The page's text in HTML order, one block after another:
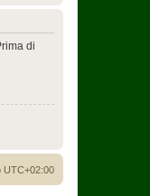
di
UTC+02:00